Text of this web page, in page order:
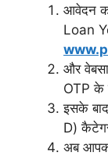
आवेदन
Loan
और
OTP के
इसके
D)
अब